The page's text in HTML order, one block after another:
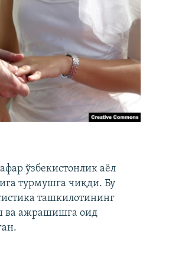
ўзбекистонлик аёл
турмушга чиқди. Бу
ташкилотининг
ва ажрашишга оид